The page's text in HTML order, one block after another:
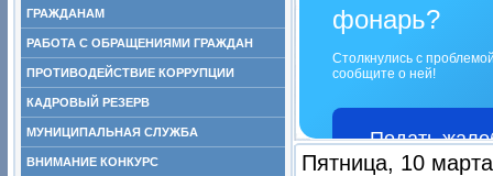
ГРАЖДАНАМ
РАБОТА С ОБРАЩЕНИЯМИ ГРАЖДАН
ПРОТИВОДЕЙСТВИЕ КОРРУПЦИИ
КАДРОВЫЙ РЕЗЕРВ
МУНИЦИПАЛЬНАЯ СЛУЖБА
ВНИМАНИЕ КОНКУРС
фонарь?
Столкнулись с
сообщите о ней!
Подать
Пятница, 10